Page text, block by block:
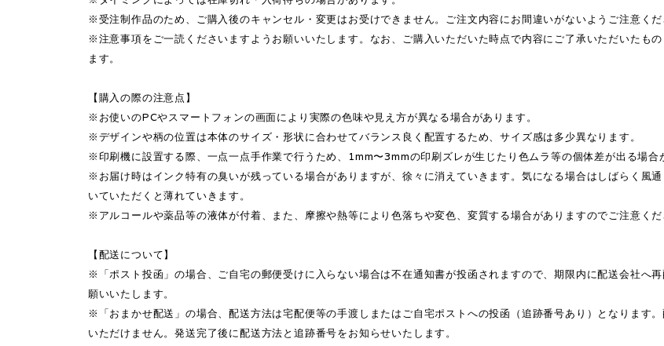
※受注制作品のため、ご購入後のキャンセル・変更はお受けできません。ご注文内容にお間違いがないようご注意くだ
※注意事項をご一読くださいますようお願いいたします。なお、ご購入いただいた時点で内容にご了承いただいたもの
ます。
【購入の際の注意点】
※お使いのPCやスマートフォンの画面により実際の色味や見え方が異なる場合があります。
※デザインや柄の位置は本体のサイズ・形状に合わせてバランス良く配置するため、サイズ感は多少異なります。
※印刷機に設置する際、一点一点手作業で行うため、1mm〜3mmの印刷ズレが生じたり色ムラ等の個体差が出る場合
※お届け時はインク特有の臭いが残っている場合がありますが、徐々に消えていきます。気になる場合はしばらく風
いていただくと薄れていきます。
※アルコールや薬品等の液体が付着、また、摩擦や熱等により色落ちや変色、変質する場合がありますのでご注意くだ
【配送について】
※「ポスト投函」の場合、ご自宅の郵便受けに入らない場合は不在通知書が投函されますので、期限内に配送会社へ
願いいたします。
※「おまかせ配送」の場合、配送方法は宅配便等の手渡しまたはご自宅ポストへの投函（追跡番号あり）となります
いただけません。発送完了後に配送方法と追跡番号をお知らせいたします。